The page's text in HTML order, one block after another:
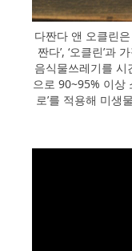
다짠다 앤 오클린
짠다’, ‘오클린’과
음식물쓰레기를
으로 90~95% 이상
로’를 적용해 미생